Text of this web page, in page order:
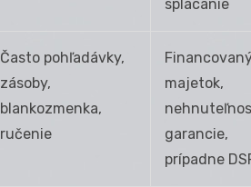
splácanie
Často pohľadávky,
zásoby,
blankozmenka,
ručenie
majetok,
garancie,
prípadne